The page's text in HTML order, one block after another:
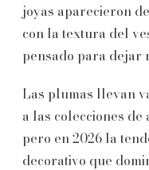
joyas aparecieron
con la textura del
pensado para
Las plumas llevan
a las colecciones
pero en 2026 la
decorativo que